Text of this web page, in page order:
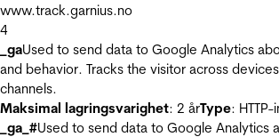
www.track.garnius.no
4
_gaUsed to send data to Google Analytics
and behavior. Tracks the visitor across
channels.
Maksimal lagringsvarighet: 2 årType:
_ga_#Used to send data to Google Analytics